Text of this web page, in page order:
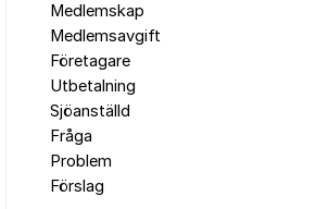
Medlemskap
Medlemsavgift
Företagare
Utbetalning
Sjöanställd
Fråga
Problem
Förslag